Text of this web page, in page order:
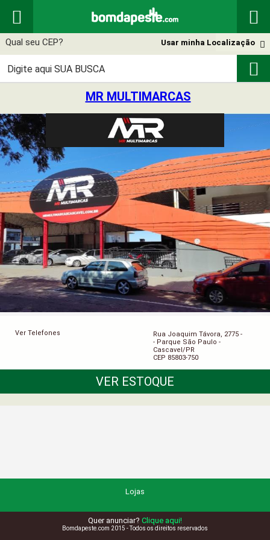
 

Usar minha Localização

MR MULTIMARCAS
Ver Telefones
Rua Joaquim Távora, 2775 -
- Parque São Paulo -
Cascavel/PR
CEP 85803-750
VER ESTOQUE
Lojas
Quer anunciar? Clique aqui!
Bomdapeste.com 2015 - Todos os direitos reservados